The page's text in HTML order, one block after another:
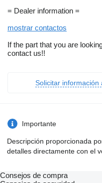
= Dealer information =
mostrar contactos
If the part that you are
contact us!!
Solicitar información
Importante
Descripción proporcionada
detalles directamente con el
Consejos de compra